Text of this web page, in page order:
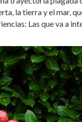
la tierra y el mar,
Las que va a